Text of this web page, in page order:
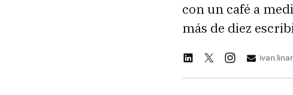
con un café a
más de diez